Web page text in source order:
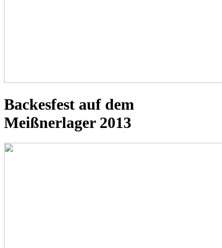
Backesfest auf dem
Meißnerlager 2013